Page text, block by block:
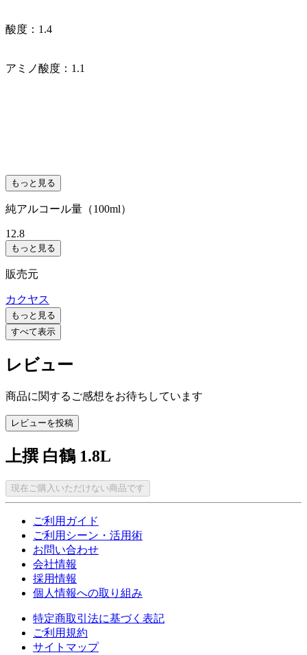
酸度：1.4
アミノ酸度：1.1
もっと見る
純アルコール量（100ml）
12.8
もっと見る
販売元
カクヤス
もっと見る
すべて表示
レビュー
商品に関するご感想をお待ちしています
レビューを投稿
上撰 白鶴 1.8L
現在ご購入いただけない商品です
ご利用ガイド
ご利用シーン・活用術
お問い合わせ
会社情報
採用情報
個人情報への取り組み
特定商取引法に基づく表記
ご利用規約
サイトマップ